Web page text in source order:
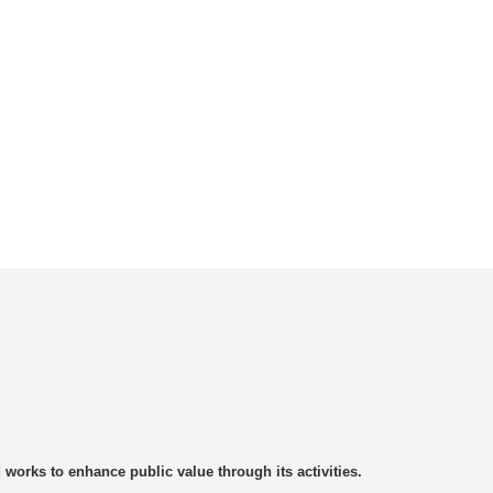
to enhance public value through its activities.